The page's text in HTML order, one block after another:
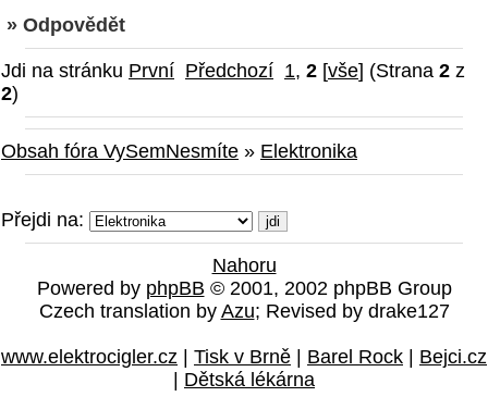
» Odpovědět
Jdi na stránku První Předchozí 1, 2 [vše] (Strana 2 z
2)
Obsah fóra VySemNesmíte » Elektronika
Přejdi na:
Nahoru
Powered by phpBB © 2001, 2002 phpBB Group
Czech translation by Azu; Revised by drake127
www.elektrocigler.cz | Tisk v Brně | Barel Rock | Bejci.cz
| Dětská lékárna